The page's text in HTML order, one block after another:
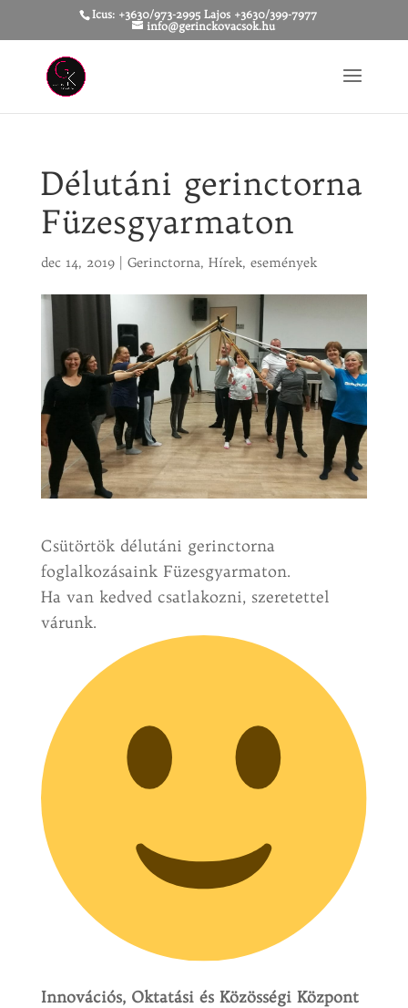
Icus: +3630/973-2995 Lajos +3630/399-7977
info@gerinckovacsok.hu
Délutáni gerinctorna
Füzesgyarmaton
dec 14, 2019| Gerinctorna, Hírek, események
Csütörtök délutáni gerinctorna
foglalkozásaink Füzesgyarmaton.
Ha van kedved csatlakozni, szeretettel
várunk.
Innovációs, Oktatási és Közösségi Központ